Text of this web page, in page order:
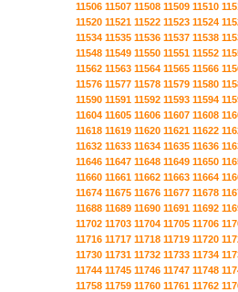
11506 11507 11508 11509 11510
11520 11521 11522 11523 11524
11534 11535 11536 11537 11538
11548 11549 11550 11551 11552
11562 11563 11564 11565 11566
11576 11577 11578 11579 11580
11590 11591 11592 11593 11594
11604 11605 11606 11607 11608
11618 11619 11620 11621 11622
11632 11633 11634 11635 11636
11646 11647 11648 11649 11650
11660 11661 11662 11663 11664
11674 11675 11676 11677 11678
11688 11689 11690 11691 11692
11702 11703 11704 11705 11706
11716 11717 11718 11719 11720
11730 11731 11732 11733 11734
11744 11745 11746 11747 11748
11758 11759 11760 11761 11762